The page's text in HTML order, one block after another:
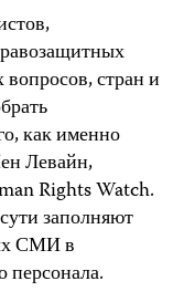
стран и
как именно
Левайн,
Rights Watch.
заполняют
СМИ в
персонала.